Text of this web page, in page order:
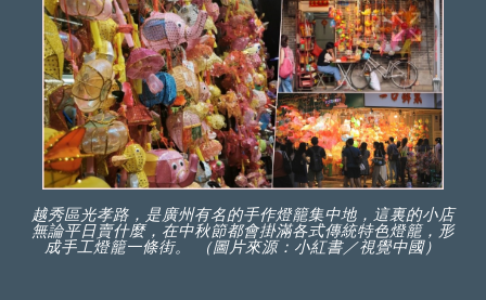
越秀區光孝路，是廣州有名的手作燈籠集中地，這裏的小店
無論平日賣什麼，在中秋節都會掛滿各式傳統特色燈籠，形
成手工燈籠一條街。 （圖片來源：小紅書／視覺中國）